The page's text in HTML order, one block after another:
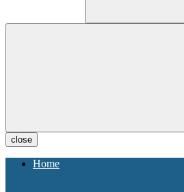
close
Home